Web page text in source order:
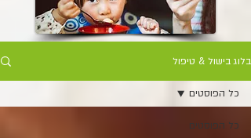
בלוג בישול & טיפול
כל הפוסטים
כל הפוסטים